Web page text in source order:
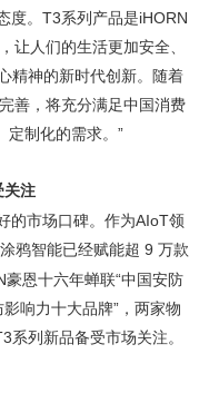
度。T3系列产品是iHORN
让人们的生活更加安全、
精神的新时代创新。随着
善，将充分满足中国消费
定制化的需求。”
关注
市场口碑。作为AIoT领
鸦智能已经赋能超 9 万款
恩十六年蝉联“中国安防
响力十大品牌”，两家物
系列新品备受市场关注。